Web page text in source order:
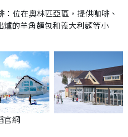
：位在奧林匹亞區，提供咖啡、
的羊角麵包和義大利麵等小
官網